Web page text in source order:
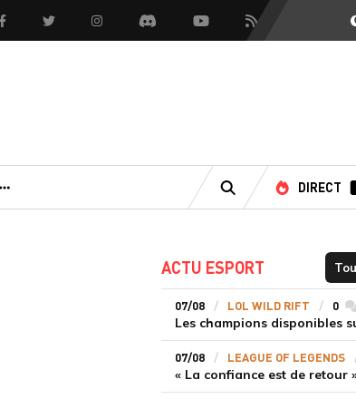
FacebookTwitter InstagramDiscord YoutubeFlux RSS
RECHERCHE
DIRECT
ACTU ESPORT
07/08 LOL WILD RIFT 0
07/08 LEAGUE OF LEGENDS